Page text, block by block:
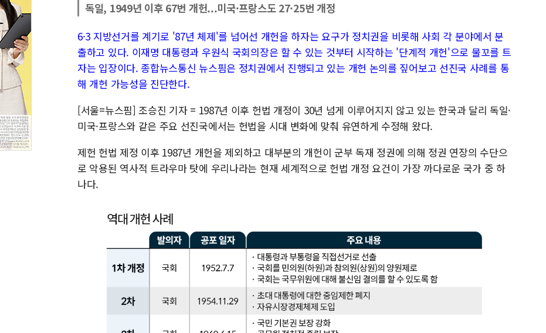
독일, 1949년 이후 67번 개헌...미국·프랑스도 27·25번 개정
6·3 지방선거를 계기로 '87년 체제'를 넘어선 개헌을 하자는 요구가 정치권을 비롯해 사회 각 분야에서 분
출하고 있다. 이재명 대통령과 우원식 국회의장은 할 수 있는 것부터 시작하는 '단계적 개헌'으로 물꼬를 트
자는 입장이다. 종합뉴스통신 뉴스핌은 정치권에서 진행되고 있는 개헌 논의를 짚어보고 선진국 사례를 통
해 개헌 가능성을 진단한다.
[서울=뉴스핌] 조승진 기자 = 1987년 이후 헌법 개정이 30년 넘게 이루어지지 않고 있는 한국과 달리 독일·
미국·프랑스와 같은 주요 선진국에서는 헌법을 시대 변화에 맞춰 유연하게 수정해 왔다.
제헌 헌법 제정 이후 1987년 개헌을 제외하고 대부분의 개헌이 군부 독재 정권에 의해 정권 연장의 수단으
로 악용된 역사적 트라우마 탓에 우리나라는 현재 세계적으로 헌법 개정 요건이 가장 까다로운 국가 중 하
나다.